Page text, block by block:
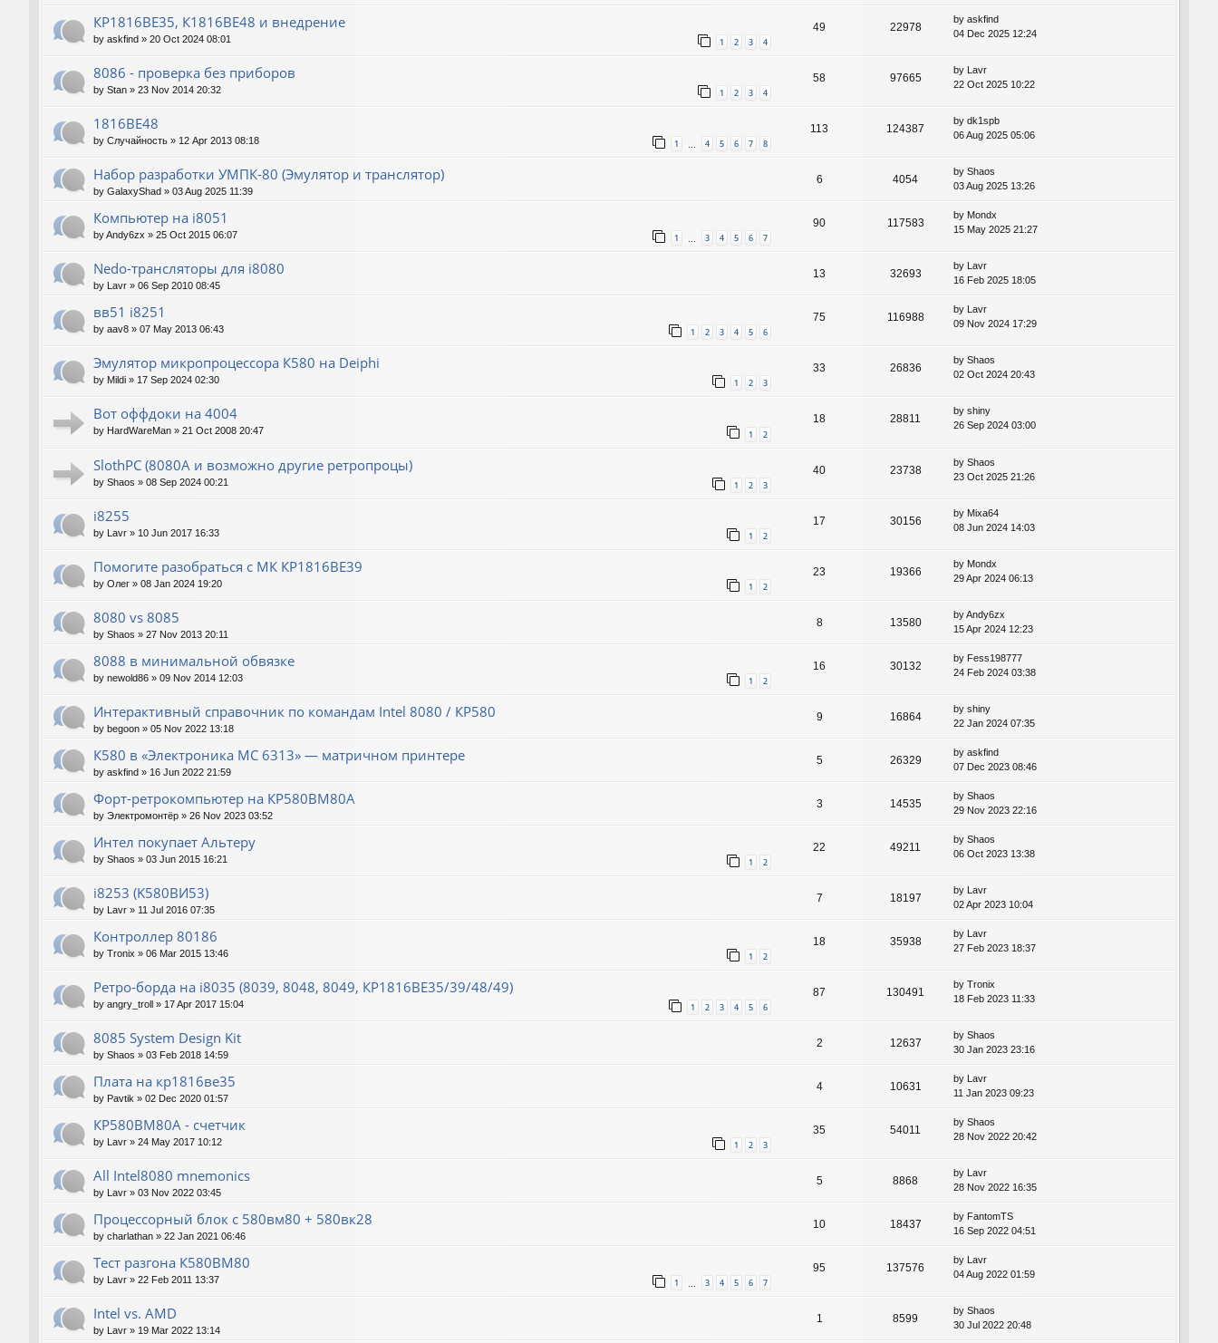
КР1816ВЕ35, К1816ВЕ48 и внедрение
by askfind » 20 Oct 2024 08:01 1 2 3 4
49 22978
by askfind
04 Dec 2025 12:24
8086 - проверка без приборов
by Stan » 23 Nov 2014 20:32 1 2 3 4
58 97665
by Lavr
22 Oct 2025 10:22
1816ВЕ48
by Случайность » 12 Apr 2013 08:18 1 … 4 5 6 7 8
113 124387
by dk1spb
06 Aug 2025 05:06
Набор разработки УМПК-80 (Эмулятор и транслятор)
by GalaxyShad » 03 Aug 2025 11:39
6 4054
by Shaos
03 Aug 2025 13:26
Компьютер на i8051
byAndy6zx » 25 Oct 2015 06:07 1 … 3 4 5 6 7
90 117583
by Mondx
15 May 2025 21:27
Nedo-трансляторы для i8080
by Lavr » 06 Sep 2010 08:45
13 32693
by
Lavr
16 Feb 2025 18:05
вв51 i8251
by aav8 » 07 May 2013 06:43 1 2 3 4 5 6
75 116988
by
Lavr
09 Nov 2024 17:29
Эмулятор микропроцессора К580 на Deiphi
by Mildi » 17 Sep 2024 02:30 1 2 3
33 26836
by Shaos
02 Oct 2024 20:43
Вот оффдоки на 4004
by HardWareMan » 21 Oct 2008 20:47 1 2
18 28811
by shiny
26 Sep 2024 03:00
SlothPC (8080A и возможно другие ретропроцы)
by Shaos » 08 Sep 2024 00:21 1 2 3
40 23738
by Shaos
23 Oct 2025 21:26
i8255
by Lavr » 10 Jun 2017 16:33 1 2
17 30156
by Mixa64
08 Jun 2024 14:03
Помогите разобраться с МК КР1816ВЕ39
by Олег » 08 Jan 2024 19:20 1 2
23 19366
by Mondx
29 Apr 2024 06:13
8080 vs 8085
by Shaos » 27 Nov 2013 20:11
8 13580
byAndy6zx
15 Apr 2024 12:23
8088 в минимальной обвязке
by newold86 » 09 Nov 2014 12:03 1 2
16 30132
by Fess198777
24 Feb 2024 03:38
Интерактивный справочник по командам Intel 8080 / КР580
by begoon » 05 Nov 2022 13:18
9 16864
by shiny
22 Jan 2024 07:35
К580 в «Электроника МС 6313» — матричном принтере
by askfind » 16 Jun 2022 21:59
5 26329
by askfind
07 Dec 2023 08:46
Форт-ретрокомпьютер на КР580ВМ80А
by Электромонтёр » 26 Nov 2023 03:52
3 14535
by Shaos
29 Nov 2023 22:16
Интел покупает Альтеру
by Shaos » 03 Jun 2015 16:21 1 2
22 49211
by Shaos
06 Oct 2023 13:38
i8253 (K580ВИ53)
by Lavr » 11 Jul 2016 07:35
7 18197
by Lavr
02 Apr 2023 10:04
Контроллер 80186
by Tronix » 06 Mar 2015 13:46 1 2
18 35938
by Lavr
27 Feb 2023 18:37
Ретро-борда на i8035 (8039, 8048, 8049, КР1816ВЕ35/39/48/49)
by angry_troll » 17 Apr 2017 15:04 1 2 3 4 5 6
87 130491
by Tronix
18 Feb 2023 11:33
8085 System Design Kit
by Shaos » 03 Feb 2018 14:59
2 12637
by Shaos
30 Jan 2023 23:16
Плата на кр1816ве35
by Pavtik » 02 Dec 2020 01:57
4 10631
by Lavr
11 Jan 2023 09:23
КР580ВМ80А - счетчик
by Lavr » 24 May 2017 10:12 1 2 3
35 54011
by Shaos
28 Nov 2022 20:42
All Intel8080 mnemonics
by Lavr » 03 Nov 2022 03:45
5 8868
by
Lavr
28 Nov 2022 16:35
Процессорный блок с 580вм80 + 580вк28
by charlathan » 22 Jan 2021 06:46
10 18437
by FantomTS
16 Sep 2022 04:51
Тест разгона К580ВМ80
by Lavr » 22 Feb 2011 13:37 1 … 3 4 5 6 7
95 137576
by
Lavr
04 Aug 2022 01:59
Intel vs. AMD
by Lavr » 19 Mar 2022 13:14
1 8599
by Shaos
30 Jul 2022 20:48